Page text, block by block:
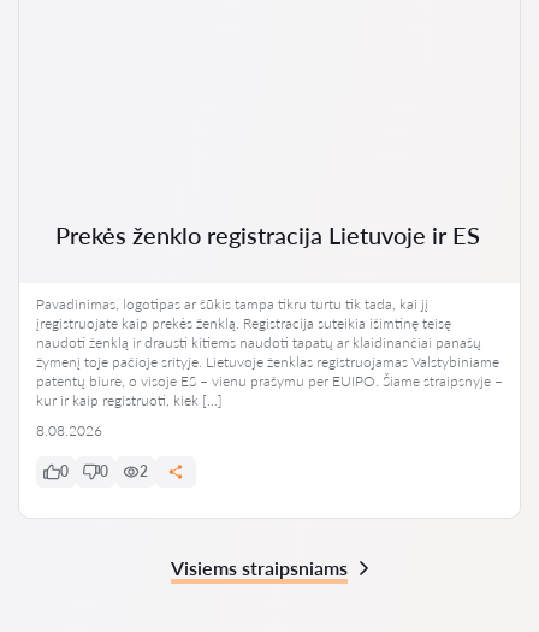
Prekės ženklo registracija Lietuvoje ir ES
Pavadinimas, logotipas ar šūkis tampa tikru turtu tik tada, kai jį
įregistruojate kaip prekės ženklą. Registracija suteikia išimtinę teisę
naudoti ženklą ir drausti kitiems naudoti tapatų ar klaidinančiai panašų
žymenį toje pačioje srityje. Lietuvoje ženklas registruojamas Valstybiniame
patentų biure, o visoje ES – vienu prašymu per EUIPO. Šiame straipsnyje –
kur ir kaip registruoti, kiek […]
8.08.2026
0 0 2
Visiems straipsniams